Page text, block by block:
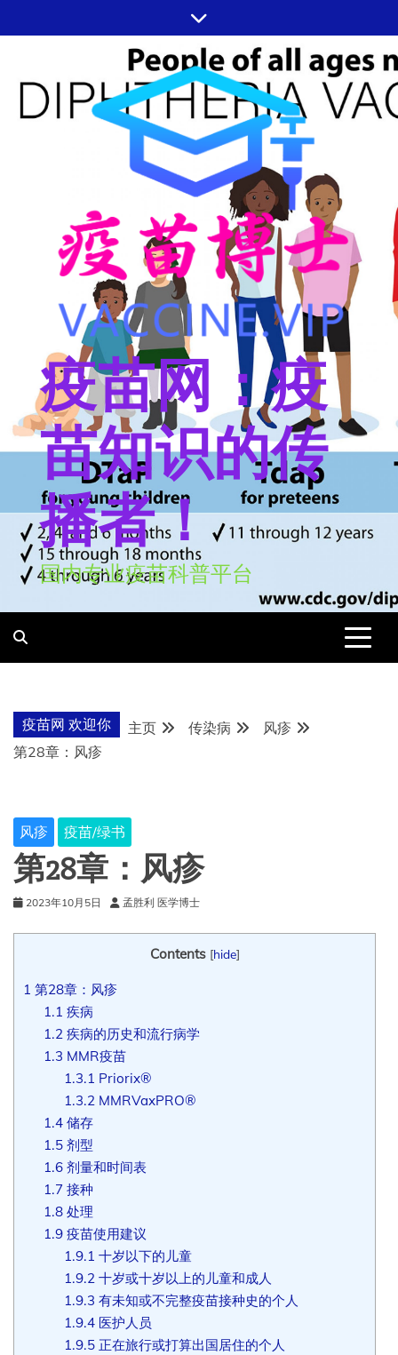
至
疫苗网：疫
苗知识的传
播者！
国内专业疫苗科普平台
疫苗网 欢迎你 主页 传染病
风疹
第28章：风疹
风疹 疫苗/绿书
第28章：风疹
2023年10月5日 孟胜利 医学博士
Contents [hide]
1 第28章：风疹
1.1 疾病
1.2疾病的历史和流行病学
1.3 MMR疫苗
1.3.1 Priorix®
1.3.2MMRVaxPRO®
1.4储存
1.5剂型
1.6剂量和时间表
1.7接种
1.8处理
1.9疫苗使用建议
1.9.1 十岁以下的儿童
1.9.2十岁或十岁以上的儿童和成人
1.9.3 有未知或不完整疫苗接种史的个人
1.9.4医护人员
1.9.5正在旅行或打算出国居住的个人